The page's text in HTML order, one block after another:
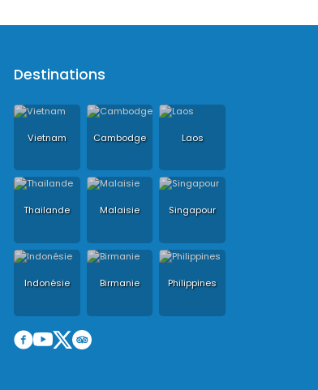
Destinations
Vietnam Cambodge Laos
Thailande Malaisie Singapour
Indonésie Birmanie Philippines